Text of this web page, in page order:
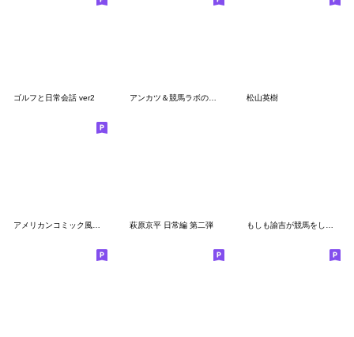
ゴルフと日常会話 ver2 松山英樹
萩原京平 日常編 第二弾